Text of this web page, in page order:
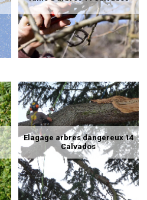
Elagage arbres dangereux 14
Calvados